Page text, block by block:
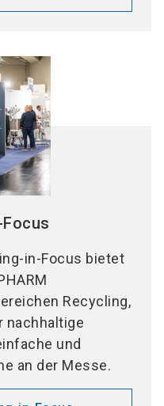
in-Focus bietet
Recycling,
nachhaltige
und
an der Messe.